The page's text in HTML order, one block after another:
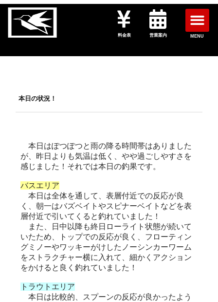
料金表 営業案内 MENU
本日の状況！
本日はぽつぽつと雨の降る時間帯はありました
が、昨日よりも気温は低く、やや過ごしやすさを
感じました！それでは本日の釣果です。
バスエリア
本日は全体を通して、表層付近での反応が良
く、朝一はバズベイトやスピナーベイトなどを表
層付近で引いてくると釣れていました！
また、日中以降も終日ローライト状態が続いて
いたため、トップでの反応が良く、フローティン
グミノーやワッキーがけしたノーシンカーワーム
をストラクチャー横に入れて、細かくアクション
をかけると良く釣れていました！
トラウトエリア
本日は比較的、スプーンの反応が良かったよう